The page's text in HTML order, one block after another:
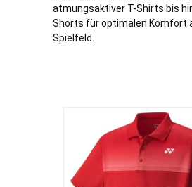
atmungsaktiver T-Shirts bis
Shorts für optimalen Komfort
Spielfeld.